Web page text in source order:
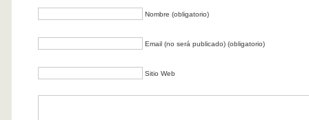
Nombre (obligatorio)
Email (no será publicado) (obligatorio)
Sitio Web